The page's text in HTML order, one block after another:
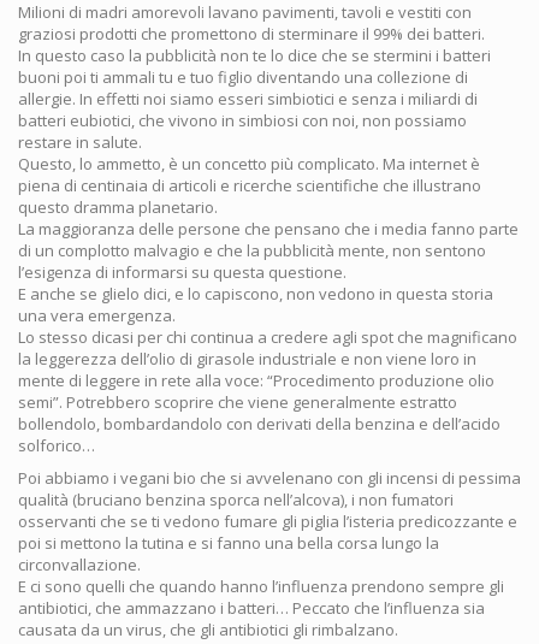
Milioni di madri amorevoli lavano pavimenti, tavoli e vestiti con
graziosi prodotti che promettono di sterminare il 99% dei batteri.
In questo caso la pubblicità non te lo dice che se stermini i batteri
buoni poi ti ammali tu e tuo figlio diventando una collezione di
allergie. In effetti noi siamo esseri simbiotici e senza i miliardi di
batteri eubiotici, che vivono in simbiosi con noi, non possiamo
restare in salute.
Questo, lo ammetto, è un concetto più complicato. Ma internet è
piena di centinaia di articoli e ricerche scientifiche che illustrano
questo dramma planetario.
La maggioranza delle persone che pensano che i media fanno parte
di un complotto malvagio e che la pubblicità mente, non sentono
l’esigenza di informarsi su questa questione.
E anche se glielo dici, e lo capiscono, non vedono in questa storia
una vera emergenza.
Lo stesso dicasi per chi continua a credere agli spot che magnificano
la leggerezza dell’olio di girasole industriale e non viene loro in
mente di leggere in rete alla voce: “Procedimento produzione olio
semi”. Potrebbero scoprire che viene generalmente estratto
bollendolo, bombardandolo con derivati della benzina e dell’acido
solforico…
Poi abbiamo i vegani bio che si avvelenano con gli incensi di pessima
qualità (bruciano benzina sporca nell’alcova), i non fumatori
osservanti che se ti vedono fumare gli piglia l’isteria predicozzante e
poi si mettono la tutina e si fanno una bella corsa lungo la
circonvallazione.
E ci sono quelli che quando hanno l’influenza prendono sempre gli
antibiotici, che ammazzano i batteri… Peccato che l’influenza sia
causata da un virus, che gli antibiotici gli rimbalzano.